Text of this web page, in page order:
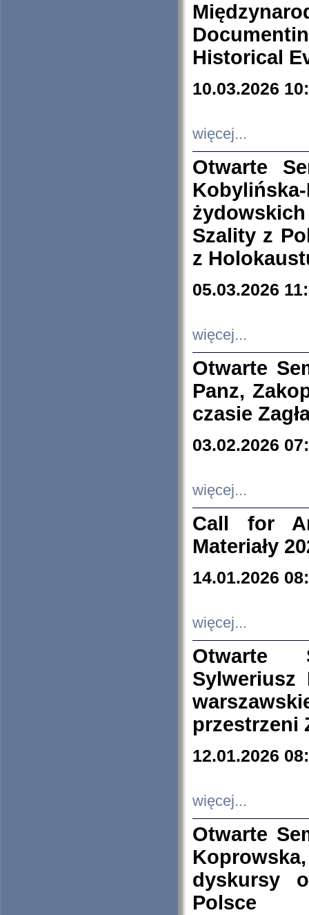
Historical
10.03.2026
więcej...
Otwarte
Szality z
z
05.03.2026
więcej...
Otwarte
Panz,
czasie
03.02.2026
więcej...
Call for
Materiały
14.01.2026
więcej...
Otwarte
Sylweriusz
przestrzeni
12.01.2026
więcej...
Otwarte
dyskursy
Polsce